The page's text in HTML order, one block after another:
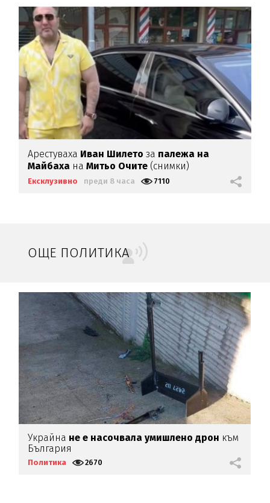
Арестуваха Иван Шилетоза палежа на
Майбаха наМитьо Очите (снимки)
Ексклузивно преди 8 часа 7110
ОЩЕ ПОЛИТИКА
Украйна не е насочвала умишлено дрон към
България
Политика 2670